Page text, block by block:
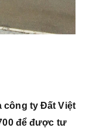
công ty Đất Việt
để được tư